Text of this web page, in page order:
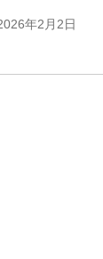
年2月2日